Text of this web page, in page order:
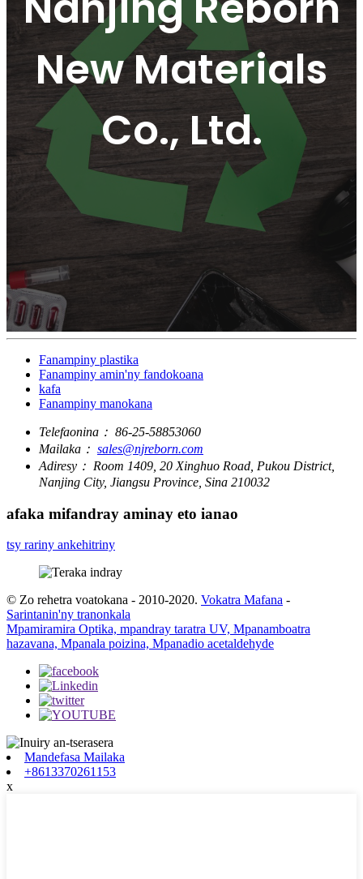
New Materials
Co., Ltd.
Fanampiny plastika
Fanampiny amin'ny fandokoana
kafa
Fanampiny manokana
Telefaonina： 86-25-58853060
Mailaka： sales@njreborn.com
Adiresy： Room 1409, 20 Xinghuo Road, Pukou District,
Nanjing City, Jiangsu Province, Sina 210032
afaka mifandray aminay eto ianao
tsy rariny ankehitriny
© Zo rehetra voatokana - 2010-2020. Vokatra Mafana -
Sarintanin'ny tranonkala
Mpamiramira Optika, mpandray taratra UV, Mpanamboatra
hazavana, Mpanala poizina, Mpanadio acetaldehyde
Mandefasa Mailaka
+8613370261153
x